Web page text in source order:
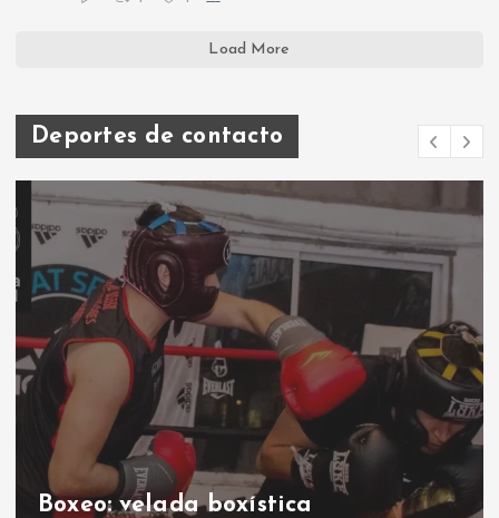
Load More
Deportes de contacto
Boxeo: velada boxística